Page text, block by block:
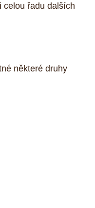
celou řadu dalších
některé druhy